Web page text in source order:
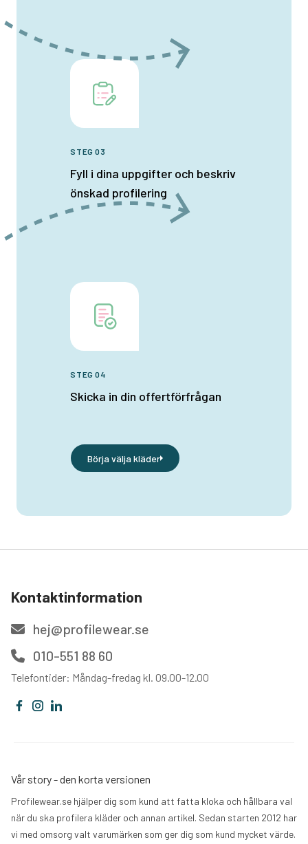
STEG 03
Fyll i dina uppgifter och beskriv
önskad profilering
STEG 04
Skicka in din offertförfrågan
Börja välja kläder
Kontaktinformation
hej@profilewear.se
010-551 88 60
Telefontider: Måndag-fredag kl. 09.00-12.00
Vår story - den korta versionen
Profilewear.se hjälper dig som kund att fatta kloka och hållbara val
när du ska profilera kläder och annan artikel. Sedan starten 2012 har
vi med omsorg valt varumärken som ger dig som kund mycket värde.